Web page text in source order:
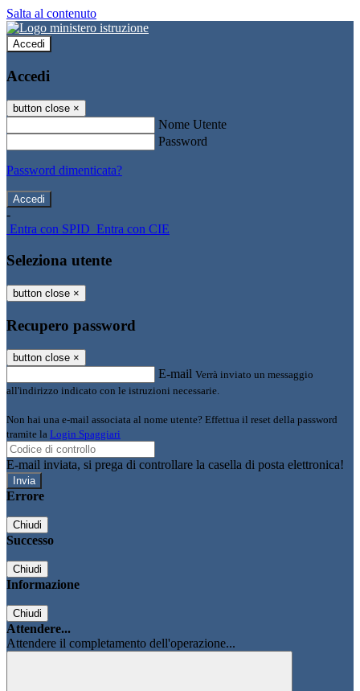
Salta al contenuto
Accedi
Accedi
button close ×
Nome Utente
Password
Password dimenticata?
-
Entra con SPID Entra con CIE
Seleziona utente
button close ×
Recupero password
button close ×
E-mail Verrà inviato un messaggio
all'indirizzo indicato con le istruzioni necessarie.
Non hai una e-mail associata al nome utente? Effettua il reset della password
tramite la Login Spaggiari
E-mail inviata, si prega di controllare la casella di posta elettronica!
Errore
Chiudi
Successo
Chiudi
Informazione
Chiudi
Attendere...
Attendere il completamento dell'operazione...